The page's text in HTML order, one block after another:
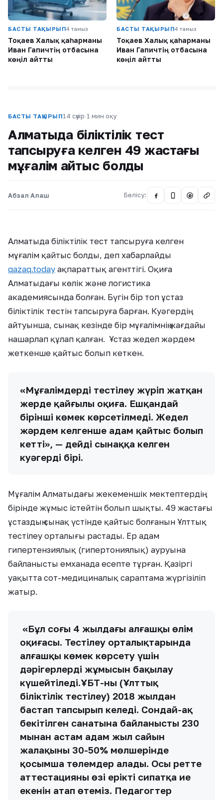
БАСТЫ ТАҚЫРЫП4 тамыз
Тоқаев Халық қаһарманы
Иван Гапичтің отбасына
көңіл айтты
БАСТЫ ТАҚЫРЫП4 тамыз
Тоқаев Халық қаһарманы
Иван Гапичтің отбасына
көңіл айтты
БАСТЫ ТАҚЫРЫП14 сәуір·1 мин оқу
Алматыда біліктілік тест
тапсыруға келген 49 жастағы
мұғалім қайтыс болды
Абзал Алаш Бөлісу: @
Алматыда біліктілік тест тапсыруға келген
мұғалім қайтыс болды, деп хабарлайды
qazaq.today ақпараттық агенттігі. Оқиға
Алматыдағы көлік және логистика
академиясында болған. Бүгін бір топ ұстаз
біліктілік тестін тапсыруға барған. Куәгердің
айтуынша, сынақ кезінде бір мұғалімнің жағдайы
нашарлап құлап қалған. Ұстаз жедел жәрдем
жеткенше қайтыс болып кеткен.
«Мұғалімдерді тестілеу жүріп жатқан
жерде қайғылы оқиға. Ешқандай
бірінші көмек көрсетілмеді. Жедел
жәрдем келгенше адам қайтыс болып
кетті», — дейді сынаққа келген
куәгердің бірі.
Мұғалім Алматыдағы жекеменшік мектептердің
бірінде жұмыс істейтін болып шықты. 49 жастағы
ұстаздың сынақ үстінде қайтыс болғанын Ұлттық
тестілеу орталығы растады. Ер адам
гипертензиялық (гипертониялық) ауруына
байланысты емханада есепте тұрған. Қазіргі
уақытта сот-медициналық сараптама жүргізіліп
жатыр.
«Бұл соңғы 4 жылдағы алғашқы өлім
оқиғасы. Тестілеу орталықтарында
алғашқы көмек көрсету үшін
дәрігерлердің жұмысын бақылау
күшейтіледі.ҰБТ-ны (Ұлттық
біліктілік тестілеу) 2018 жылдан
бастап тапсырып келеді. Сондай-ақ
бекітілген санатына байланысты 230
мыңнан астам адам жыл сайын
жалақының 30-50% мөлшерінде
қосымша төлемдер алады. Осы ретте
аттестацияның өзі ерікті сипатқа ие
екенін атап өтеміз. Педагогтер